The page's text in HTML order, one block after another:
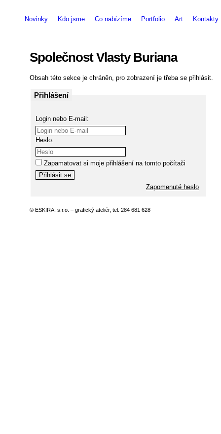
Novinky Kdo jsme Co nabízíme Portfolio Art Kontakty
Společnost Vlasty Buriana
Obsah této sekce je chráněn, pro zobrazení je třeba se přihlásit.
Přihlášení
Login nebo E-mail:
Heslo:
Zapamatovat si moje přihlášení na tomto počítači
Zapomenuté heslo
© ESKIRA, s.r.o. – grafický ateliér, tel. 284 681 628